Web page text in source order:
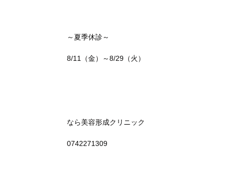
～夏季休診～
8/11（金）～8/29（火）
なら美容形成クリニック
0742271309